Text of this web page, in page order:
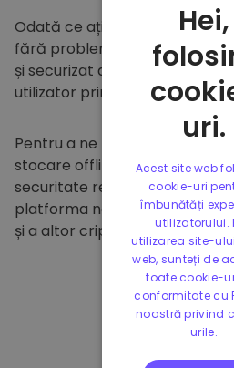
Odată ce ați cumpărat pe
fără probleme în portofelul
și securizat din cadrul
utilizator primește un portofel
Pentru a ne proteja clienții și
stocare offline sigură și
securitate regulate. Această
platforma noastră să fie un
și a altor criptomonede.
Hei,
uri.
Acest site web
cookie-uri
îmbunătăți
utilizatorului.
utilizarea site-
web, sunteți de
toate cookie-
conformitate cu
noastră privind
urile.